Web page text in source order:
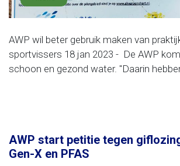
AWP wil beter gebruik maken van
sportvissers 18 jan 2023 - De AWP
schoon en gezond water. "Daarin
AWP start petitie tegen
Gen-X en PFAS